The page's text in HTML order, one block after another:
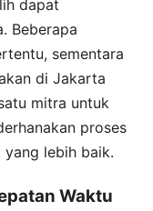
dapat
Beberapa
sementara
di Jakarta
mitra untuk
proses
lebih baik.
Waktu